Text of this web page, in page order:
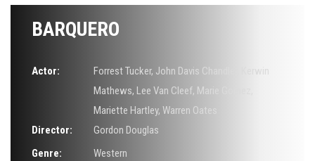
BARQUERO
Actor: Forrest Tucker, John Davis Chandler
Mathews, Lee Van Cleef, Marie Gomez
Mariette Hartley, Warren Oates
Director:
Gordon Douglas
Genre:
Western